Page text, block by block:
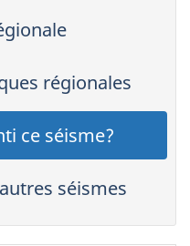
régionales
ce séisme?
séismes